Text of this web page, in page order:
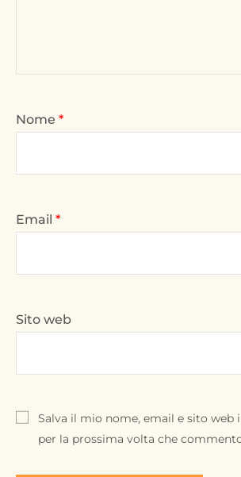
Nome *
Email *
Sito web
Salva il mio nome, email e sito web
per la prossima volta che